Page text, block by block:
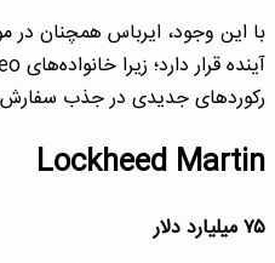
با این وجود، ایرباس همچنان در
رکوردهای جدیدی در جذب
Lockheed Martin
۷۵ میلیارد دلار